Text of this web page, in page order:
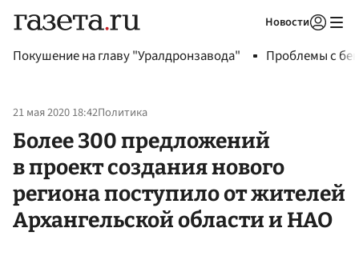
Новости
Покушение на главу "Уралдронзавода" Проблемы с
21 мая 2020 18:42Политика
Более 300 предложений
в проект создания нового
региона поступило от жителей
Архангельской области и НАО